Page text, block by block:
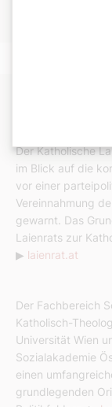
Der Katholische
im Blick auf die
vor einer
Vereinnahmung
gewarnt. Das
Laienrats zur
▶ laienrat.at
Der Fachbereich
Katholisch-
Universität Wien
Sozialakademie
einen
grundlegenden